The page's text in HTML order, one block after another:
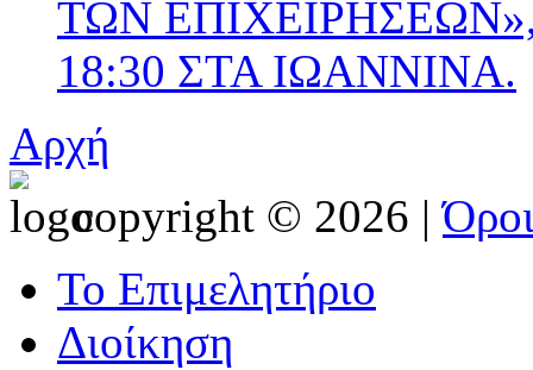
ΤΩΝ
18:30 ΣΤΑ ΙΩΑΝΝΙΝΑ.
Αρχή
copyright © 2026 |
Το Επιμελητήριο
Διοίκηση